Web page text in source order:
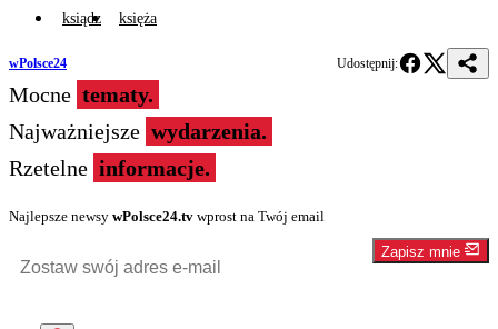
ksiądz księża
wPolsce24 Udostępnij:
Mocne tematy.
Najważniejsze wydarzenia.
Rzetelne informacje.
Najlepsze newsy wPolsce24.tv wprost na Twój email
Zapisz mnie